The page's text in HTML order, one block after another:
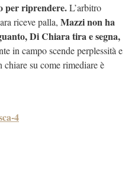
per riprendere.L’arbitro
riceve palla, Mazzi non ha
Di Chiara tira e segna,
in campo scende perplessità e
su come rimediare è